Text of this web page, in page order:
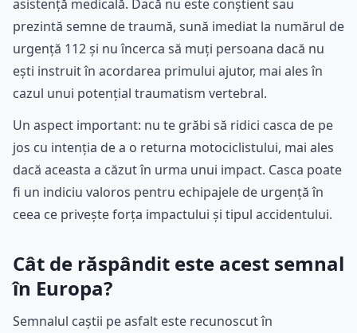
asistență medicală. Dacă nu este conștient sau
prezintă semne de traumă, sună imediat la numărul de
urgență 112 și nu încerca să muți persoana dacă nu
ești instruit în acordarea primului ajutor, mai ales în
cazul unui potențial traumatism vertebral.
Un aspect important: nu te grăbi să ridici casca de pe
jos cu intenția de a o returna motociclistului, mai ales
dacă aceasta a căzut în urma unui impact. Casca poate
fi un indiciu valoros pentru echipajele de urgență în
ceea ce privește forța impactului și tipul accidentului.
Cât de răspândit este acest semnal
în Europa?
Semnalul caștii pe asfalt este recunoscut în